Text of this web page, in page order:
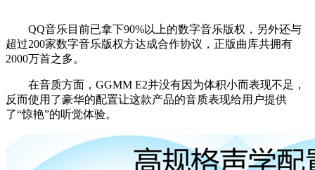
QQ音乐目前已拿下90%以上的数字音乐版权，另外还与
超过200家数字音乐版权方达成合作协议，正版曲库共拥有
2000万首之多。
在音质方面，GGMM E2并没有因为体积小而表现不足，
反而使用了豪华的配置让这款产品的音质表现给用户提供
了“惊艳”的听觉体验。